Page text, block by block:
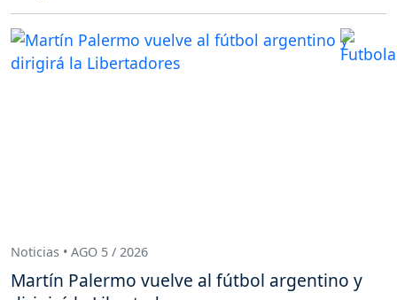
Noticias • AGO 5 / 2026
Martín Palermo vuelve al fútbol argentino y